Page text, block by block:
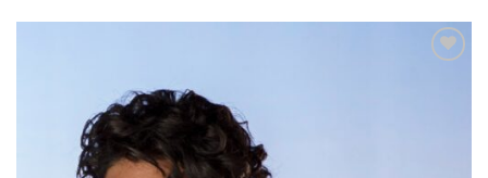
Scribano (29)
Sonia Pena(12)